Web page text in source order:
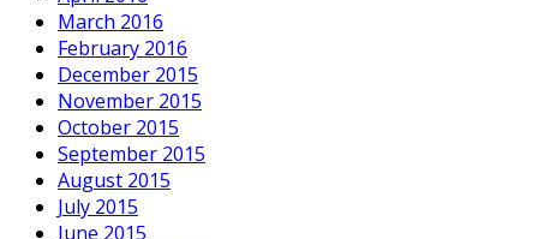
March 2016
February 2016
December 2015
November 2015
October 2015
September 2015
August 2015
July 2015
June 2015